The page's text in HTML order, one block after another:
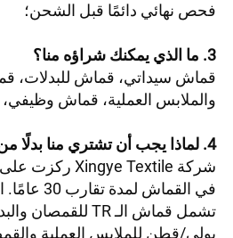
فحص نهائي دائمًا قبل الشحن؛
3. ما الذي يمكنك شراؤه منا؟
والملابس العملية، قماش
4. لماذا يجب أن تشتري منا بدلًا من المورِّدين الآخرين؟